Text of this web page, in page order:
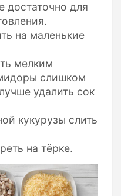
достаточно для
на маленькие
мелким
слишком
удалить сок
кукурузы слить
на тёрке.